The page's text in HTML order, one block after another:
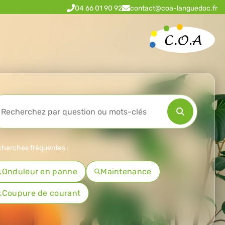
04 66 01 90 92 contact@coa-languedoc.fr
fréquentes :
Onduleur en panne Maintenance
Coupure de courant